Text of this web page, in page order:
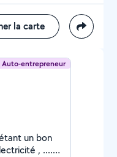
la carte
Auto-entrepreneur
un bon
, .... ''